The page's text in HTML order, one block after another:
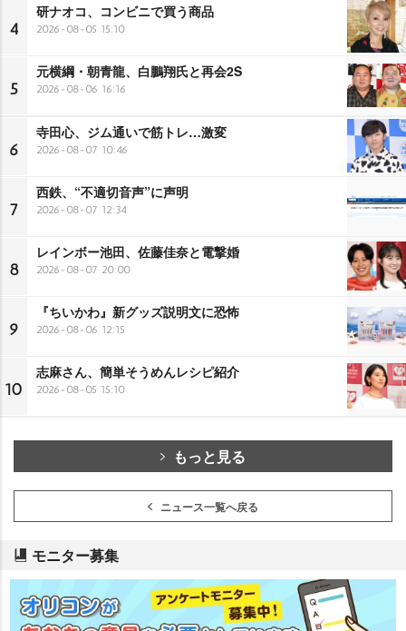
4
研ナオコ、コンビニで買う商品
2026-08-05 15:10
5
元横綱・朝青龍、白鵬翔氏と再会2S
2026-08-06 16:16
6
寺田心、ジム通いで筋トレ…激変
2026-08-07 10:46
7
西鉄、“不適切音声”に声明
2026-08-07 12:34
8
レインボー池田、佐藤佳奈と電撃婚
2026-08-07 20:00
9
『ちいかわ』新グッズ説明文に恐怖
2026-08-06 12:15
10
志麻さん、簡単そうめんレシピ紹介
2026-08-05 15:10
もっと見る
ニュース一覧へ戻る
モニター募集